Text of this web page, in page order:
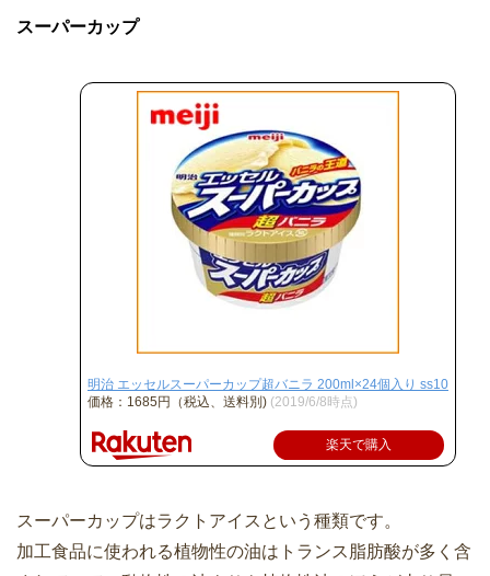
スーパーカップ
明治 エッセルスーパーカップ超バニラ 200ml×24個入り ss10
価格：1685円（税込、送料別) (2019/6/8時点)
楽天で購入
スーパーカップはラクトアイスという種類です。
加工食品に使われる植物性の油はトランス脂肪酸が多く含